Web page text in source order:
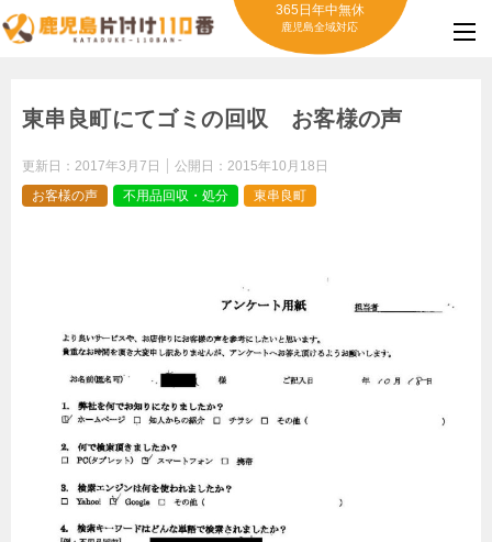
365日年中無休
鹿児島全域対応
東串良町にてゴミの回収 お客様の声
更新日： 2017年3月7日 公開日： 2015年10月18日
お客様の声
不用品回収・処分 東串良町